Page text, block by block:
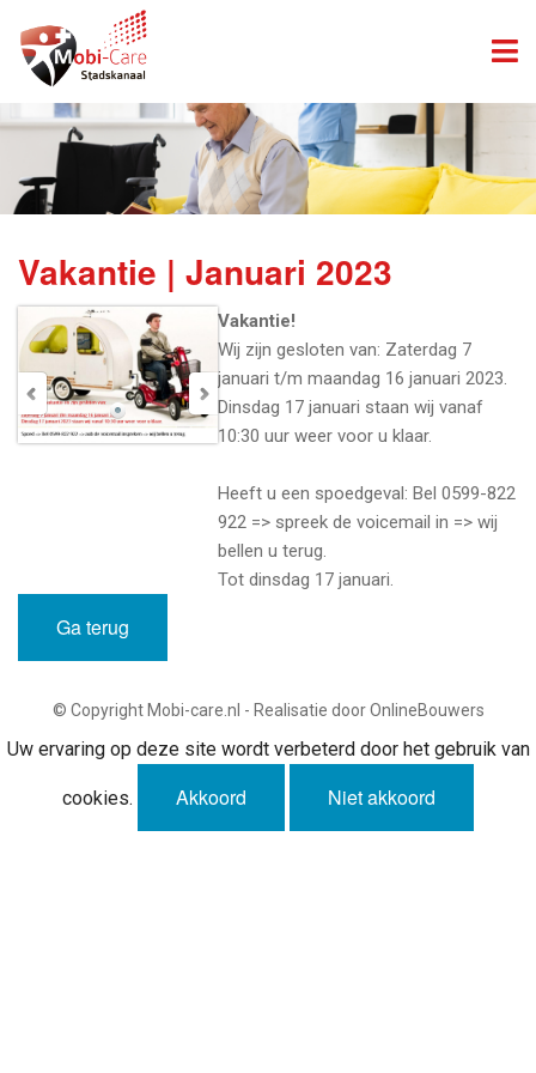
Vakantie | Januari 2023
Vakantie!
Wij zijn gesloten van: Zaterdag 7
januari t/m maandag 16 januari 2023.
Dinsdag 17 januari staan wij vanaf
10:30 uur weer voor u klaar.
Heeft u een spoedgeval: Bel 0599-822
922 => spreek de voicemail in => wij
bellen u terug.
Tot dinsdag 17 januari.
Ga terug
© Copyright Mobi-care.nl - Realisatie door OnlineBouwers
Uw ervaring op deze site wordt verbeterd door het gebruik van
cookies. Akkoord Niet akkoord